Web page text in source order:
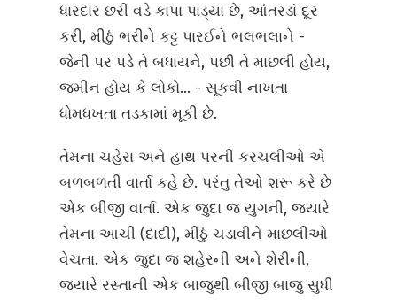
ધારદાર છરી વડે કાપા પાડ્યા છે, આંતરડાં દૂર
કરી, મીઠું ભરીને કટ્ટ પારઈને ભલભલાને -
જેની પર પડે તે બધાયને, પછી તે માછલી હોય,
જમીન હોય કે લોકો... - સૂકવી નાખતા
ધોમધખતા તડકામાં મૂકી છે.
તેમના ચહેરા અને હાથ પરની કરચલીઓ એ
બળબળતી વાર્તા કહે છે. પરંતુ તેઓ શરૂ કરે છે
એક બીજી વાર્તા. એક જુદા જ યુગની, જ્યારે
તેમના આચી (દાદી), મીઠું ચડાવીને માછલીઓ
વેચતા. એક જુદા જ શહેરની અને શેરીની,
જ્યારે રસ્તાની એક બાજુથી બીજી બાજુ સુધી